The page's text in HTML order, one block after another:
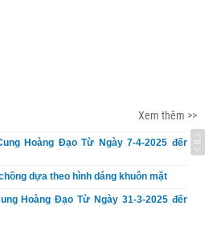
Xem thêm >>
Hoàng Đạo Từ Ngày 7-4-2025 đến
dựa theo hình dáng khuôn mặt
Hoàng Đạo Từ Ngày 31-3-2025 đến